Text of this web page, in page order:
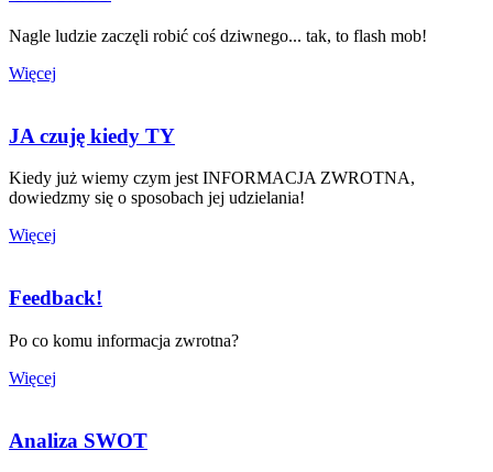
Nagle ludzie zaczęli robić coś dziwnego... tak, to flash mob!
Więcej
JA czuję kiedy TY
Kiedy już wiemy czym jest INFORMACJA ZWROTNA,
dowiedzmy się o sposobach jej udzielania!
Więcej
Feedback!
Po co komu informacja zwrotna?
Więcej
Analiza SWOT